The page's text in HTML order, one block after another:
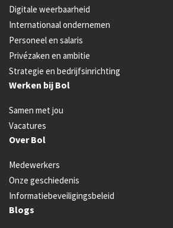
Digitale weerbaarheid
Internationaal ondernemen
Personeel en salaris
Privézaken en ambitie
Strategie en bedrijfsinrichting
Werken bij Bol
Samen met jou
Vacatures
Over Bol
Medewerkers
Onze geschiedenis
Informatiebeveiligingsbeleid
Blogs